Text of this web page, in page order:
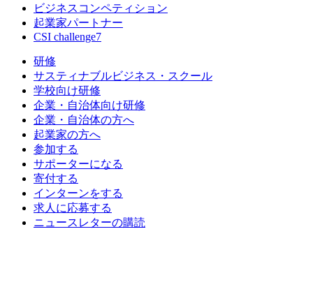
ビジネスコンペティション
起業家パートナー
CSI challenge7
研修
サスティナブルビジネス・スクール
学校向け研修
企業・自治体向け研修
企業・自治体の方へ
起業家の方へ
参加する
サポーターになる
寄付する
インターンをする
求人に応募する
ニュースレターの購読